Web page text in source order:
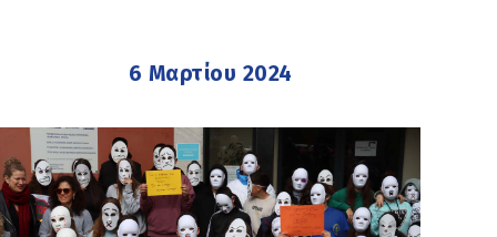
6 Μαρτίου 2024